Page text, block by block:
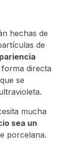
hechas de
de
directa
se
mucha
sea un
porcelana.